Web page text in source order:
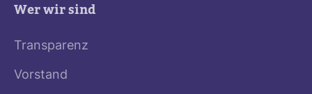
Wer wir sind
Transparenz
Vorstand